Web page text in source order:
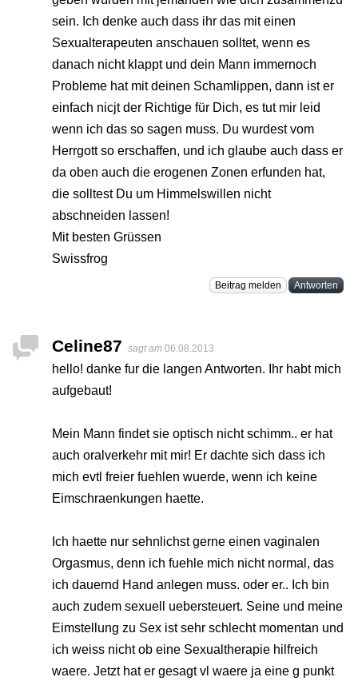
sein. Ich denke auch dass ihr das mit einen
Sexualterapeuten anschauen solltet, wenn es
danach nicht klappt und dein Mann immernoch
Probleme hat mit deinen Schamlippen, dann ist er
einfach nicjt der Richtige für Dich, es tut mir leid
wenn ich das so sagen muss. Du wurdest vom
Herrgott so erschaffen, und ich glaube auch dass er
da oben auch die erogenen Zonen erfunden hat,
die solltest Du um Himmelswillen nicht
abschneiden lassen!
Mit besten Grüssen
Swissfrog
Beitrag melden Antworten
Celine87 sagt am 06.08.2013
hello! danke fur die langen Antworten. Ihr habt mich
aufgebaut!
Mein Mann findet sie optisch nicht schimm.. er hat
auch oralverkehr mit mir! Er dachte sich dass ich
mich evtl freier fuehlen wuerde, wenn ich keine
Eimschraenkungen haette.
Ich haette nur sehnlichst gerne einen vaginalen
Orgasmus, denn ich fuehle mich nicht normal, das
ich dauernd Hand anlegen muss. oder er.. Ich bin
auch zudem sexuell uebersteuert. Seine und meine
Eimstellung zu Sex ist sehr schlecht momentan und
ich weiss nicht ob eine Sexualtherapie hilfreich
waere. Jetzt hat er gesagt vl waere ja eine g punkt